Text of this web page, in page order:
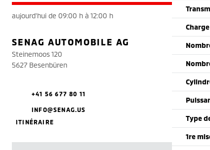
Type
1re
aujourd'hui de 09:00 h à 12:00 h
SENAG AUTOMOBILE AG
Steinemoos 120
5627 Besenbüren
+41 56 677 80 11
INFO@SENAG.US
ITINÉRAIRE